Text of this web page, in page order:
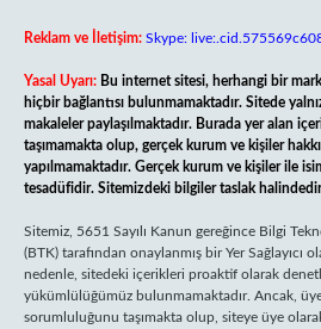
Reklam ve İletişim: Skype:
Yasal Uyarı: Bu internet sitesi, herhangi bir
hiçbir bağlantısı bulunmamaktadır. Sitede
makaleler paylaşılmaktadır. Burada yer alan
taşımamakta olup, gerçek kurum ve kişiler
yapılmamaktadır. Gerçek kurum ve kişiler ile
tesadüfidir. Sitemizdeki bilgiler taslak
Sitemiz, 5651 Sayılı Kanun gereğince Bilgi
(BTK) tarafından onaylanmış bir Yer Sağlayıcı
nedenle, sitedeki içerikleri proaktif olarak
yükümlülüğümüz bulunmamaktadır. Ancak,
sorumluluğunu taşımakta olup, siteye üye